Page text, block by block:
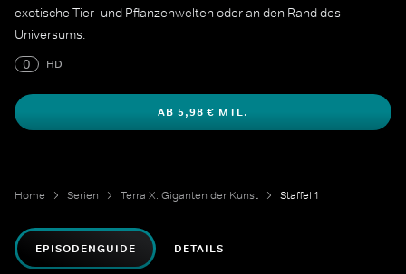
exotische Tier- und Pflanzenwelten oder an den Rand des
Universums.
0
HD
AB 5,98 € MTL.
Home Serien Terra X: Giganten der Kunst Staffel 1
EPISODENGUIDE DETAILS